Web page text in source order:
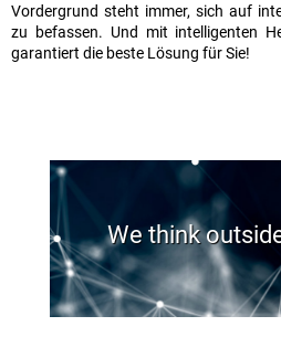
Vordergrund steht immer, sich auf
zu befassen. Und mit intelligenten
garantiert die beste Lösung für Sie!
We think